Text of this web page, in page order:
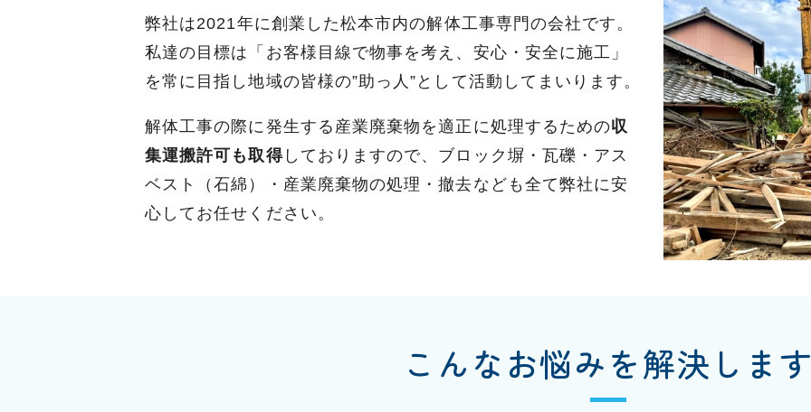
弊社は2021年に創業した松本市内の解体工事専門の会社です。
私達の目標は「お客様目線で物事を考え、安心・安全に施工」
を常に目指し地域の皆様の”助っ人”として活動してまいります。
解体工事の際に発生する産業廃棄物を適正に処理するための収
集運搬許可も取得しておりますので、ブロック塀・瓦礫・アス
ベスト（石綿）・産業廃棄物の処理・撤去なども全て弊社に安
心してお任せください。
こんなお悩みを解決しま